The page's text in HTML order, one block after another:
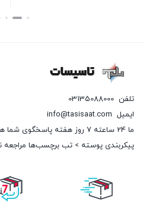
تلفن 03135088000
ایمیل info@tasisaat.com
ما 24 ساعته 7 روز هفته
پیکربندی پوسته > تب برچسب‌ها مراجعه